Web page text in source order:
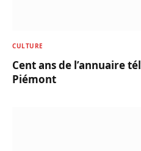
CULTURE
Cent ans de l’annuaire
Piémont